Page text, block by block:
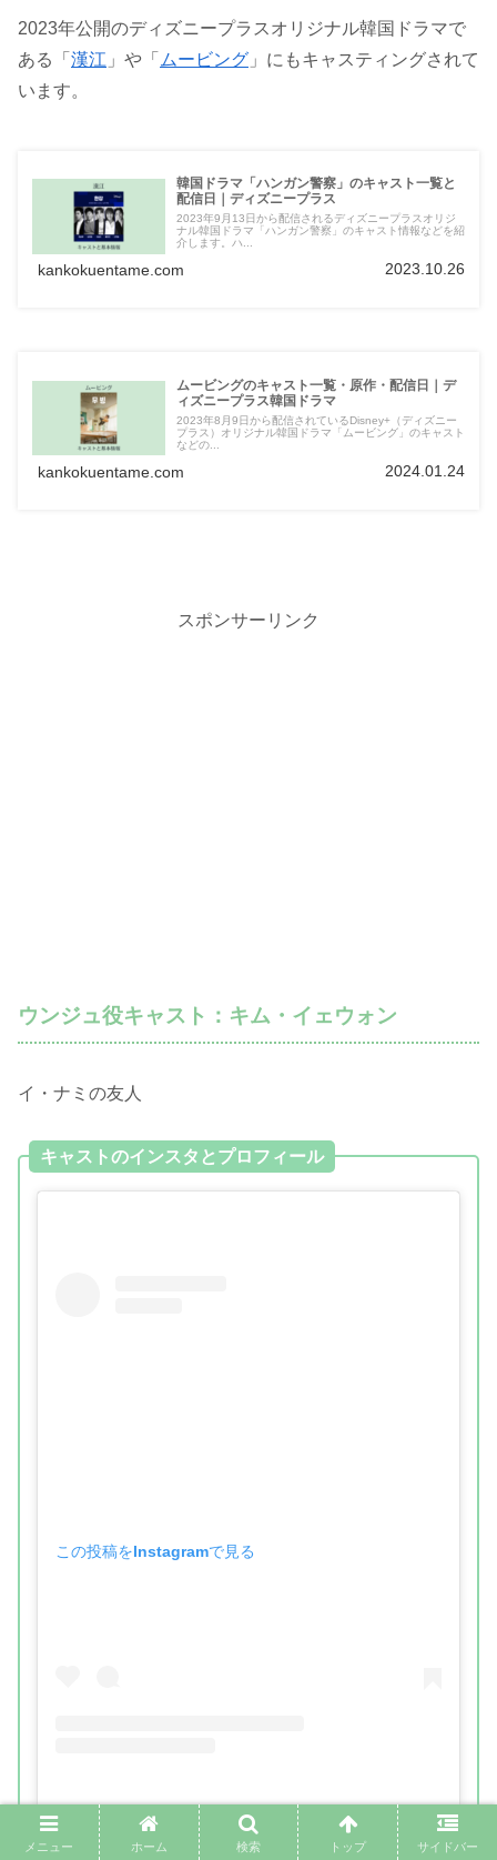
2023年公開のディズニープラスオリジナル韓国ドラマで
ある「 漢江 」や「 ムービング 」にもキャスティングされて
います。
韓国ドラマ「ハンガン警察」のキャスト一覧と
配信日｜ディズニープラス
2023年9月13日から配信されるディズニープラスオリジ
ナル韓国ドラマ「ハンガン警察」のキャスト情報などを紹
介します。ハ...
kankokuentame.com 2023.10.26
ムービングのキャスト一覧・原作・配信日｜デ
ィズニープラス韓国ドラマ
2023年8月9日から配信されているDisney+（ディズニー
プラス）オリジナル韓国ドラマ「ムービング」のキャスト
などの...
kankokuentame.com 2024.01.24
スポンサーリンク
ウンジュ役キャスト：キム・イェウォン
イ・ナミの友人
キャストのインスタとプロフィール
この投稿をInstagramで見る
メニュー ホーム 検索 トップ サイドバー